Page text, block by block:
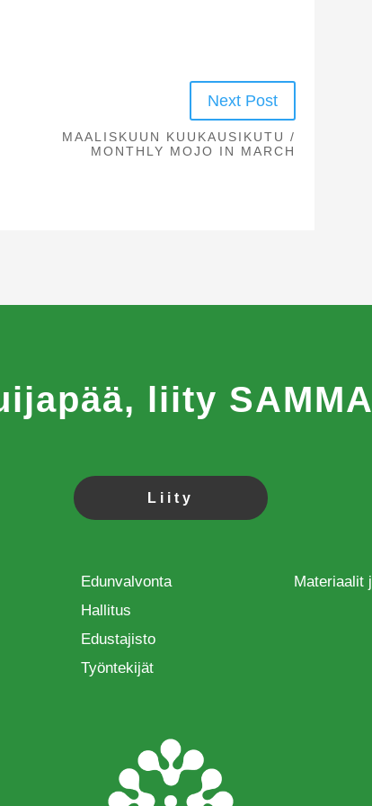
Next Post
MAALISKUUN KUUKAUSIKUTU /
MONTHLY MOJO IN MARCH
liity
Liity
Edunvalvonta
Hallitus
Edustajisto
Työntekijät
Materiaalit